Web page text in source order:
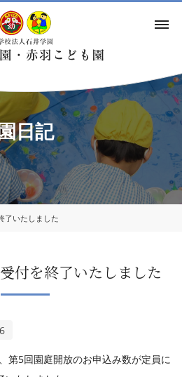
日記
了いたしました
付を終了いたしました
第5回園庭開放のお申込み数が定員に